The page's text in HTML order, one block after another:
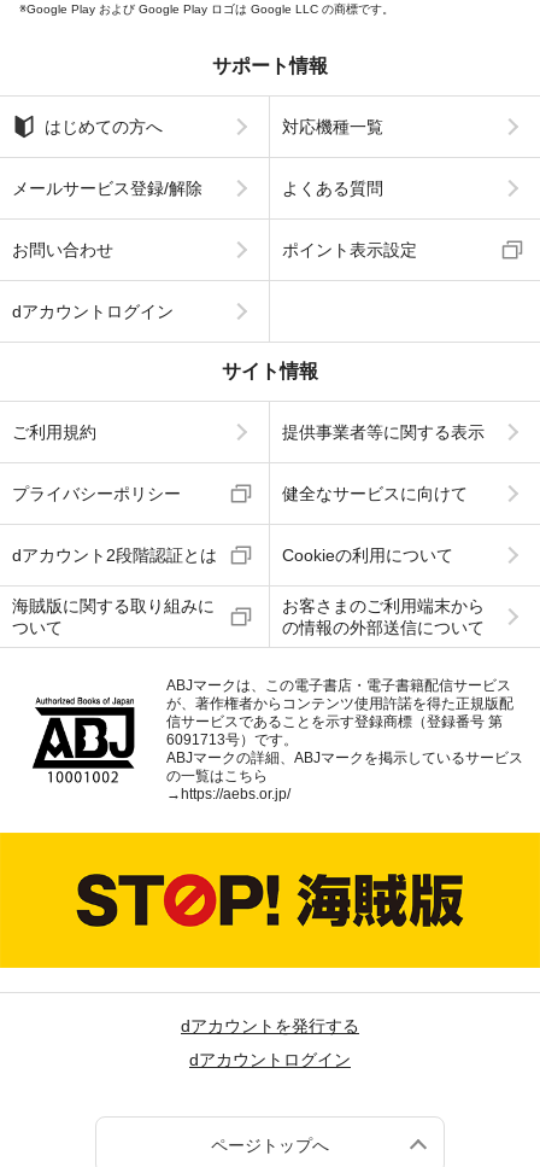
Google Play および Google Play ロゴは Google LLC の商標です。
サポート情報
はじめての方へ 対応機種一覧
メールサービス登録/解除 よくある質問
お問い合わせ ポイント表示設定
dアカウントログイン
サイト情報
ご利用規約 提供事業者等に関する表示
プライバシーポリシー 健全なサービスに向けて
dアカウント2段階認証とは Cookieの利用について
海賊版に関する取り組みに
ついて
お客さまのご利用端末から
の情報の外部送信について
ABJマークは、この電子書店・電子書籍配信サービス
が、著作権者からコンテンツ使用許諾を得た正規版配
信サービスであることを示す登録商標（登録番号 第
6091713号）です。
ABJマークの詳細、ABJマークを掲示しているサービス
の一覧はこちら
→ https://aebs.or.jp/
dアカウントを発行する
dアカウントログイン
ページトップへ